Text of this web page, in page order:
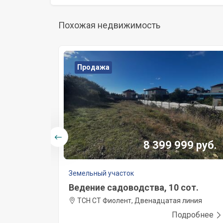
Похожая недвижимость
Продажа
8 399 999 руб.
Земельный участок
Ведение садоводства, 10 сот.
ТСН СТ Фиолент, Двенадцатая линия
Подробнее